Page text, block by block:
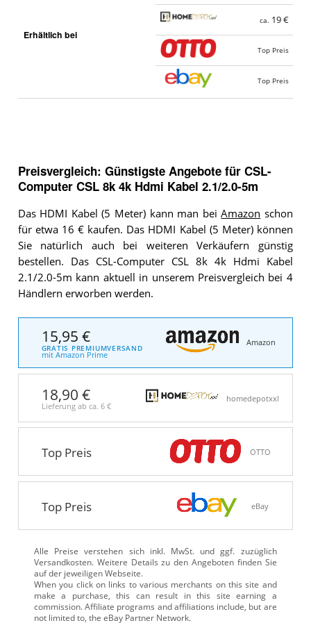
Erhältlich bei
ca. 19 €
Top Preis
Top Preis
Preisvergleich: Günstigste Angebote für CSL-
Computer CSL 8k 4k Hdmi Kabel 2.1/2.0-5m
Das HDMI Kabel (5 Meter) kann man beiAmazon schon
für etwa 16 € kaufen. Das HDMI Kabel (5 Meter) können
Sie natürlich auch bei weiteren Verkäufern günstig
bestellen. Das CSL-Computer CSL 8k 4k Hdmi Kabel
2.1/2.0-5m kann aktuell in unserem Preisvergleich bei 4
Händlern erworben werden.
15,95 €
GRATIS PREMIUMVERSAND
mit Amazon Prime
Amazon
18,90 €
Lieferung ab ca. 6 €
homedepotxxl
Top Preis OTTO
Top Preis eBay
Alle Preise verstehen sich inkl. MwSt. und ggf. zuzüglich
Versandkosten. Weitere Details zu den Angeboten finden Sie
auf der jeweiligen Webseite.